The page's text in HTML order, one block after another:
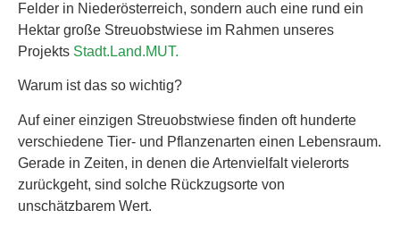
Felder in Niederösterreich, sondern auch eine rund ein
Hektar große Streuobstwiese im Rahmen unseres
Projekts Stadt.Land.MUT.
Warum ist das so wichtig?
Auf einer einzigen Streuobstwiese finden oft hunderte
verschiedene Tier- und Pflanzenarten einen Lebensraum.
Gerade in Zeiten, in denen die Artenvielfalt vielerorts
zurückgeht, sind solche Rückzugsorte von
unschätzbarem Wert.